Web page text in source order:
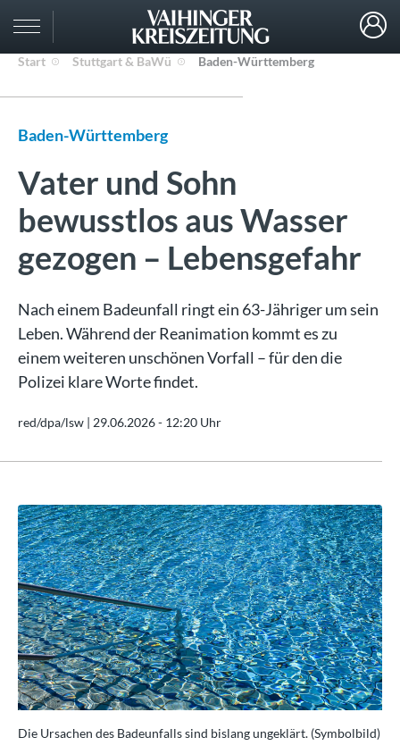
Start Stuttgart & BaWü Baden-Württemberg
Baden-Württemberg
Vater und Sohn
bewusstlos aus Wasser
gezogen – Lebensgefahr
Nach einem Badeunfall ringt ein 63-Jähriger um sein
Leben. Während der Reanimation kommt es zu
einem weiteren unschönen Vorfall – für den die
Polizei klare Worte findet.
red/dpa/lsw | 29.06.2026 - 12:20 Uhr
Die Ursachen des Badeunfalls sind bislang ungeklärt. (Symbolbild)